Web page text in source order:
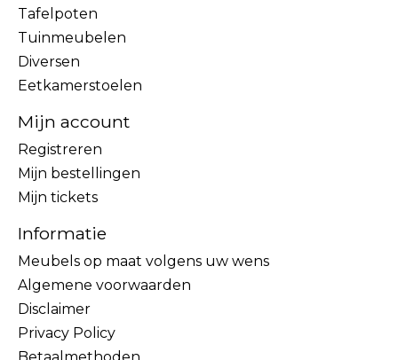
Tafelpoten
Tuinmeubelen
Diversen
Eetkamerstoelen
Mijn account
Registreren
Mijn bestellingen
Mijn tickets
Informatie
Meubels op maat volgens uw wens
Algemene voorwaarden
Disclaimer
Privacy Policy
Betaalmethoden